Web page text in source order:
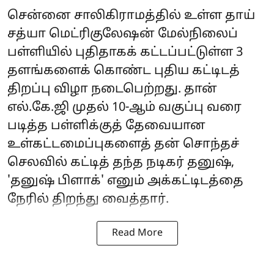
சென்னை சாலிகிராமத்தில் உள்ள தாய்
சத்யா மெட்ரிகுலேஷன் மேல்நிலைப்
பள்ளியில் புதிதாகக் கட்டப்பட்டுள்ள 3
தளங்களைக் கொண்ட புதிய கட்டிடத்
திறப்பு விழா நடைபெற்றது. தான்
எல்.கே.ஜி முதல் 10-ஆம் வகுப்பு வரை
படித்த பள்ளிக்குத் தேவையான
உள்கட்டமைப்புகளைத் தன் சொந்தச்
செலவில் கட்டித் தந்த நடிகர் தனுஷ்,
'தனுஷ் பிளாக்' எனும் அக்கட்டிடத்தை
நேரில் திறந்து வைத்தார்.
Read More